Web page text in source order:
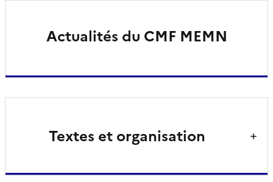
Actualités du CMF MEMN
Textes et organisation